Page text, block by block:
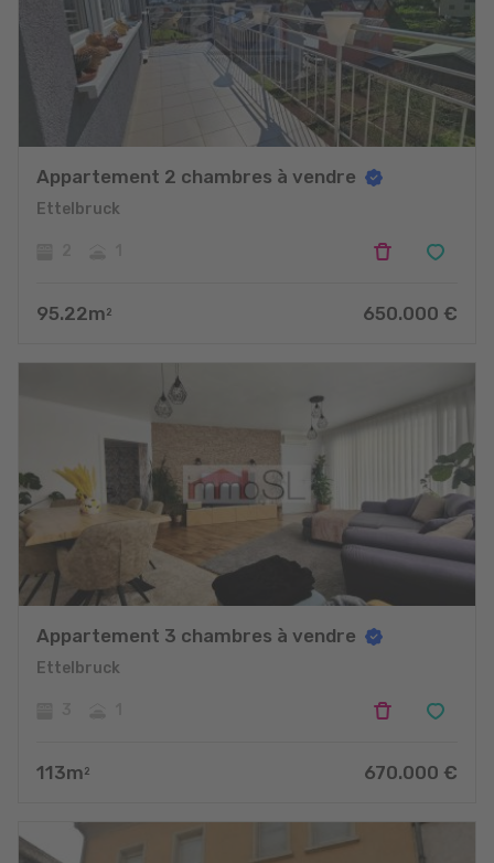
Appartement 2 chambres à vendre
Ettelbruck
95.22m 2 650.000 €
Appartement 3 chambres à vendre
Ettelbruck
113m 2 670.000 €